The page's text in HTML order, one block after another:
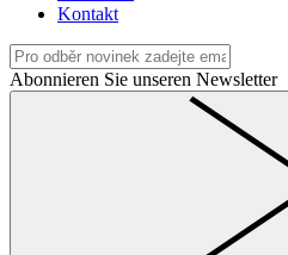
Kontakt
Abonnieren Sie unseren Newsletter